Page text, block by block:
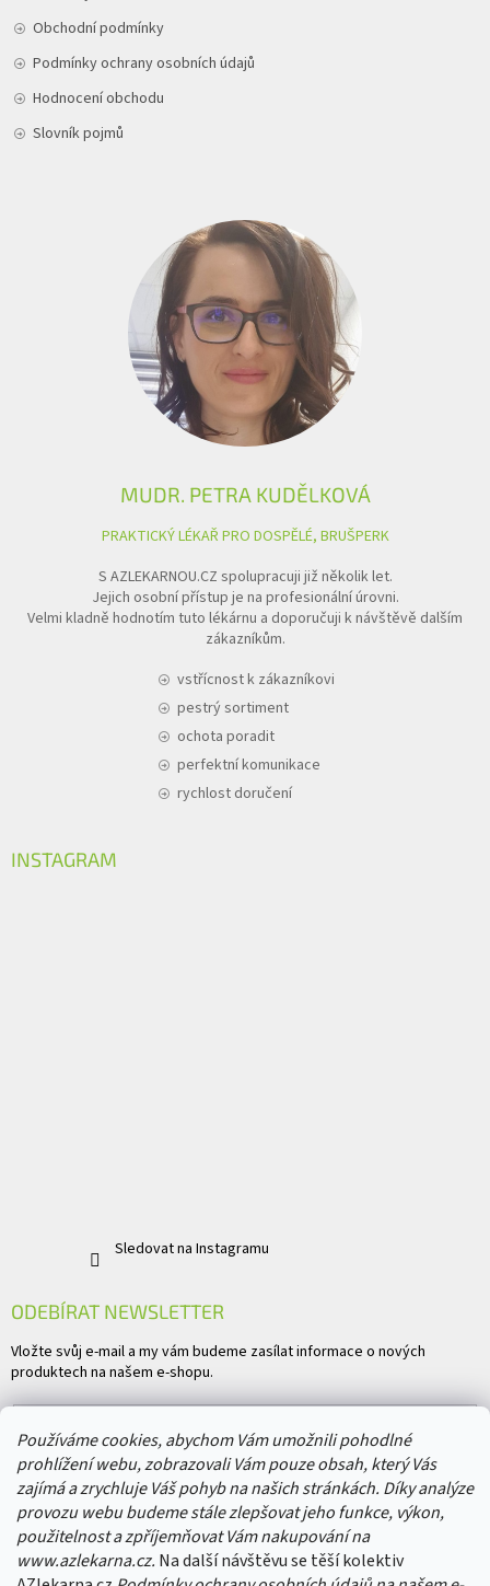
Používáme cookies, abychom Vám umožnili pohodlné
prohlížení webu, zobrazovali Vám pouze obsah, který Vás
zajímá a zrychluje Váš pohyb na našich stránkách. Díky analýze
provozu webu budeme stále zlepšovat jeho funkce, výkon,
použitelnost a zpříjemňovat Vám nakupování na
www.azlekarna.cz. Na další návštěvu se těší kolektiv
Obchodní podmínky
Podmínky ochrany osobních údajů
Hodnocení obchodu
Slovník pojmů
MUDR. PETRA KUDĚLKOVÁ
PRAKTICKÝ LÉKAŘ PRO DOSPĚLÉ, BRUŠPERK
S AZLEKARNOU.CZ spolupracuji již několik let.
Jejich osobní přístup je na profesionální úrovni.
Velmi kladně hodnotím tuto lékárnu a doporučuji k návštěvě dalším
zákazníkům.
vstřícnost k zákazníkovi
pestrý sortiment
ochota poradit
perfektní komunikace
rychlost doručení
INSTAGRAM
Sledovat na Instagramu
ODEBÍRAT NEWSLETTER
Vložte svůj e-mail a my vám budeme zasílat informace o nových
produktech na našem e-shopu.
Vložením e-mailu souhlasíte spodmínkami ochrany osobních údajů
PŘIHLÁSIT SE